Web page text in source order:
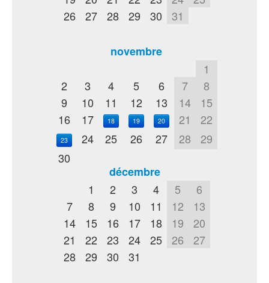
26
27 28 29 30 31
novembre
1
2
3 4 5 6 7
8
9
10 11 12 13 14
15
16
17 18 19 20 21 22
23 24 25 26 27 28
29
30
décembre
1
2 3 4 5
6
7
8 9 10 11 12
13
14
15 16 17 18 19
20
21
22 23 24 25 26
27
28
29 30 31